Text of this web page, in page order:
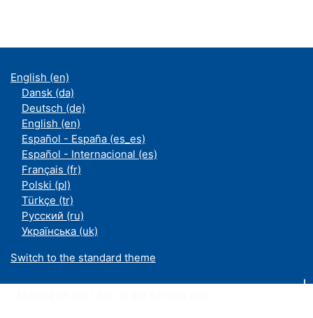
English ‎(en)‎
Dansk ‎(da)‎
Deutsch ‎(de)‎
English ‎(en)‎
Español - España ‎(es_es)‎
Español - Internacional ‎(es)‎
Français ‎(fr)‎
Polski ‎(pl)‎
Türkçe ‎(tr)‎
Русский ‎(ru)‎
Українська ‎(uk)‎
Switch to the standard theme